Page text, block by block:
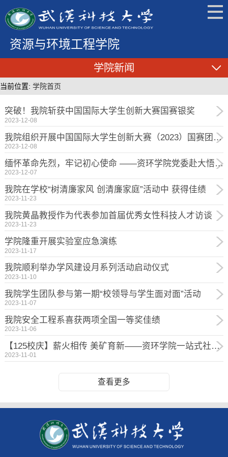
资源与环境工程学院
学院新闻
当前位置: 学院首页
突破！我院斩获中国国际大学生创新大赛国赛银奖
2023-12-08
我院组织开展中国国际大学生创新大赛（2023）国赛团队冲刺辅导
2023-12-08
缅怀革命先烈，牢记初心使命 ——资环学院党委赴大悟金岭开展 学习实践活动
2023-12-07
我院在学校“树清廉家风 创清廉家庭”活动中 获得佳绩
2023-11-23
我院黄晶教授作为代表参加首届优秀女性科技人才访谈
2023-11-23
学院隆重开展实验室应急演练
2023-11-17
我院顺利举办学风建设月系列活动启动仪式
2023-11-10
我院学生团队参与第一期“校领导与学生面对面”活动
2023-11-07
我院安全工程系喜获两项全国一等奖佳绩
2023-11-06
【125校庆】薪火相传 美矿育新——资环学院一站式社区召开校友座谈会
2023-11-01
查看更多